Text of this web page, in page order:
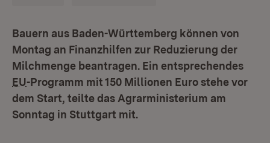
Bauern aus Baden-Württemberg können von
Montag an Finanzhilfen zur Reduzierung der
Milchmenge beantragen. Ein entsprechendes
EU-Programm mit 150 Millionen Euro stehe vor
dem Start, teilte das Agrarministerium am
Sonntag in Stuttgart mit.